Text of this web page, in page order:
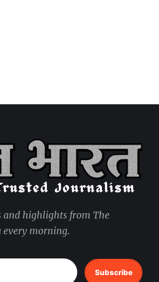
and highlights from The
every morning.
Subscribe